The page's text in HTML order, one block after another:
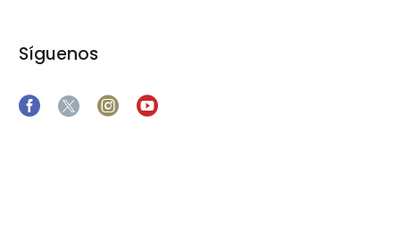
Síguenos